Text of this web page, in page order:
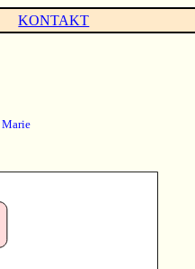
KONTAKT
Marie